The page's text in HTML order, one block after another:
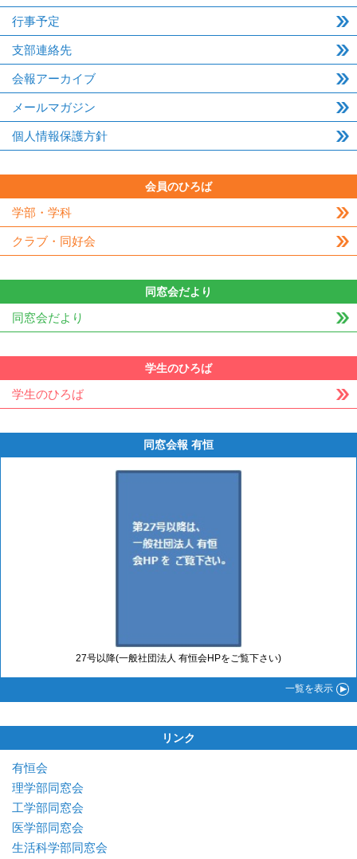
行事予定
支部連絡先
会報アーカイブ
メールマガジン
個人情報保護方針
会員のひろば
学部・学科
クラブ・同好会
同窓会だより
同窓会だより
学生のひろば
学生のひろば
同窓会報 有恒
27号以降(一般社団法人 有恒会HPをご覧下さい)
一覧を表示
リンク
有恒会
理学部同窓会
工学部同窓会
医学部同窓会
生活科学部同窓会